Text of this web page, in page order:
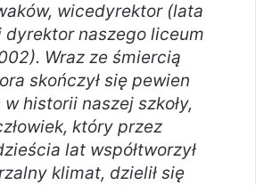
wicedyrektor (lata
dyrektor naszego liceum
Wraz ze śmiercią
skończył się pewien
historii naszej szkoły,
który przez
lat współtworzył
klimat, dzielił się